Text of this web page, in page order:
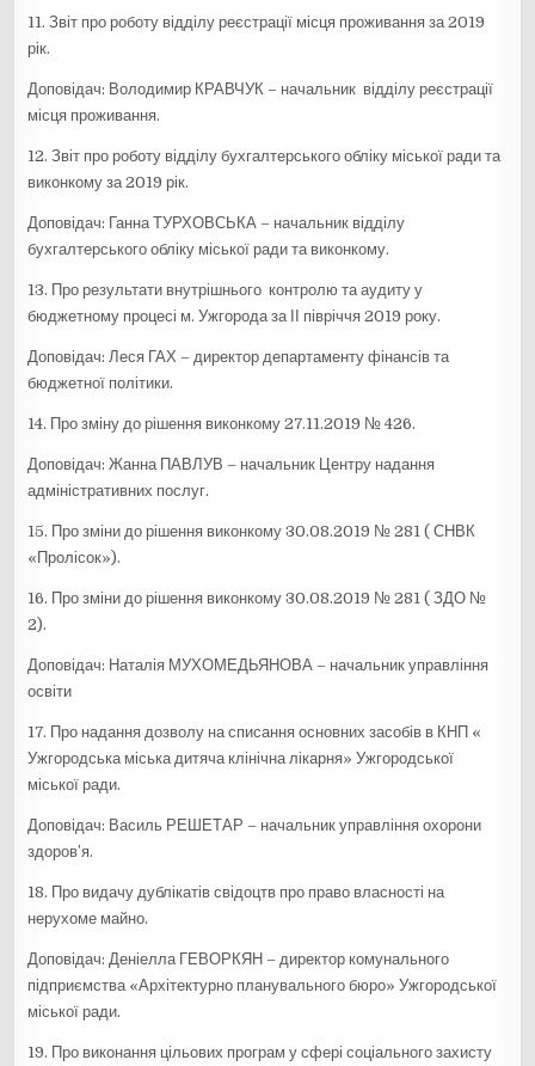
11. Звіт про роботу відділу реєстрації місця проживання за 2019
рік.
Доповідач: Володимир КРАВЧУК – начальник відділу реєстрації
місця проживання.
12. Звіт про роботу відділу бухгалтерського обліку міської ради та
виконкому за 2019 рік.
Доповідач: Ганна ТУРХОВСЬКА – начальник відділу
бухгалтерського обліку міської ради та виконкому.
13. Про результати внутрішнього контролю та аудиту у
бюджетному процесі м. Ужгорода за ІІ півріччя 2019 року.
Доповідач: Леся ГАХ – директор департаменту фінансів та
бюджетної політики.
14. Про зміну до рішення виконкому 27.11.2019 № 426.
Доповідач: Жанна ПАВЛУВ – начальник Центру надання
адміністративних послуг.
15. Про зміни до рішення виконкому 30.08.2019 № 281 ( СНВК
«Пролісок»).
16. Про зміни до рішення виконкому 30.08.2019 № 281 ( ЗДО №
2).
Доповідач: Наталія МУХОМЕДЬЯНОВА – начальник управління
освіти
17. Про надання дозволу на списання основних засобів в КНП «
Ужгородська міська дитяча клінічна лікарня» Ужгородської
міської ради.
Доповідач: Василь РЕШЕТАР – начальник управління охорони
здоров’я.
18. Про видачу дублікатів свідоцтв про право власності на
нерухоме майно.
Доповідач: Деніелла ГЕВОРКЯН – директор комунального
підприємства «Архітектурно планувального бюро» Ужгородської
міської ради.
19. Про виконання цільових програм у сфері соціального захисту